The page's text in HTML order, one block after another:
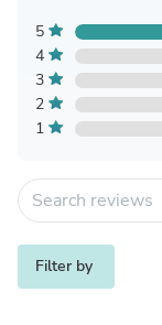
5
4
3
2
1
Filter by